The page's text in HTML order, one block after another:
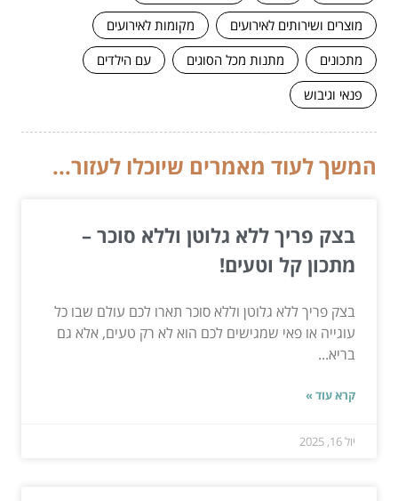
מוצרים ושירותים לאירועים
מקומות לאירועים
מתכונים
מתנות מכל הסוגים
עם הילדים
פנאי וגיבוש
המשך לעוד מאמרים שיוכלו לעזור...
בצק פריך ללא גלוטן וללא סוכר –
מתכון קל וטעים!
בצק פריך ללא גלוטן וללא סוכר תארו לכם עולם שבו כל
עוגייה או פאי שמגישים לכם הוא לא רק טעים, אלא גם
בריא...
קרא עוד »
יול 16, 2025